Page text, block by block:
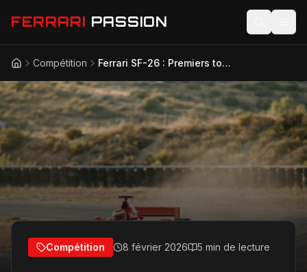
FERRARI PASSION
Actualités
Modèles
Compétition
Technologie
Lifestyle
AccueilCompétition Ferrari SF-26 : Premiers tours prometteurs à Barcelone pour une saison 2026 explosive
Compétition 8 février 2026 5 min de lecture